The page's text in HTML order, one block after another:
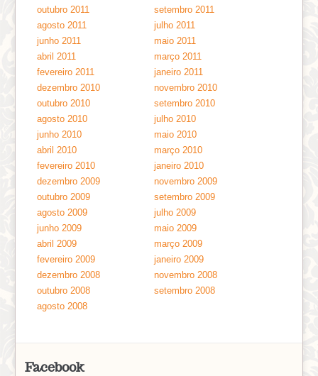
outubro 2011
setembro 2011
agosto 2011
julho 2011
junho 2011
maio 2011
abril 2011
março 2011
fevereiro 2011
janeiro 2011
dezembro 2010
novembro 2010
outubro 2010
setembro 2010
agosto 2010
julho 2010
junho 2010
maio 2010
abril 2010
março 2010
fevereiro 2010
janeiro 2010
dezembro 2009
novembro 2009
outubro 2009
setembro 2009
agosto 2009
julho 2009
junho 2009
maio 2009
abril 2009
março 2009
fevereiro 2009
janeiro 2009
dezembro 2008
novembro 2008
outubro 2008
setembro 2008
agosto 2008
Facebook